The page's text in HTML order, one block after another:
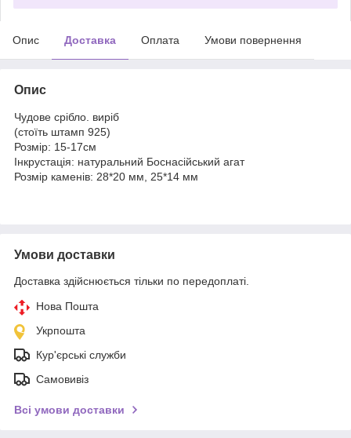
Опис Доставка Оплата Умови повернення
Опис
Чудове срібло. виріб
(стоїть штамп 925)
Розмір: 15-17см
Інкрустація: натуральний Боснасійський агат
Розмір каменів: 28*20 мм, 25*14 мм
Умови доставки
Доставка здійснюється тільки по передоплаті.
Нова Пошта
Укрпошта
Кур'єрські служби
Самовивіз
Всі умови доставки